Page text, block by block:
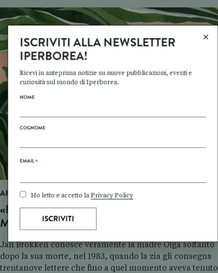
APPROFONDIMENTO
«LA SUITE DI GIAVA» DI JAN BROKKEN:
MAMMA, ADESSO SO DAVVERO CHI SEI
Jan Brokken conosce veramente la madre Olga soltanto
dopo la sua morte, nel 1983, quando la zia gli consegna
trentanove lettere che fino a quel momento aveva tenuto
×
ISCRIVITI ALLA NEWSLETTER
IPERBOREA!
Ricevi in anteprima notizie su nuove pubblicazioni, eventi e
curiosità sul mondo di Iperborea.
NOME
COGNOME
EMAIL*
Ho letto e accetto laPrivacy Policy